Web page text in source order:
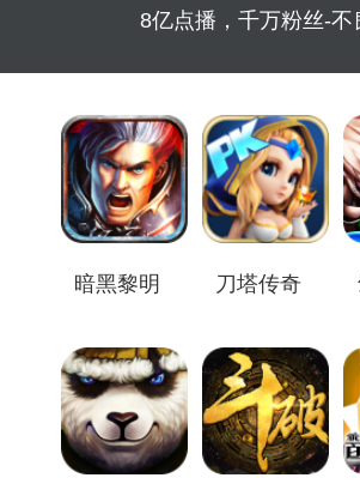
8亿点播，千万粉丝-不
暗黑黎明 刀塔传奇